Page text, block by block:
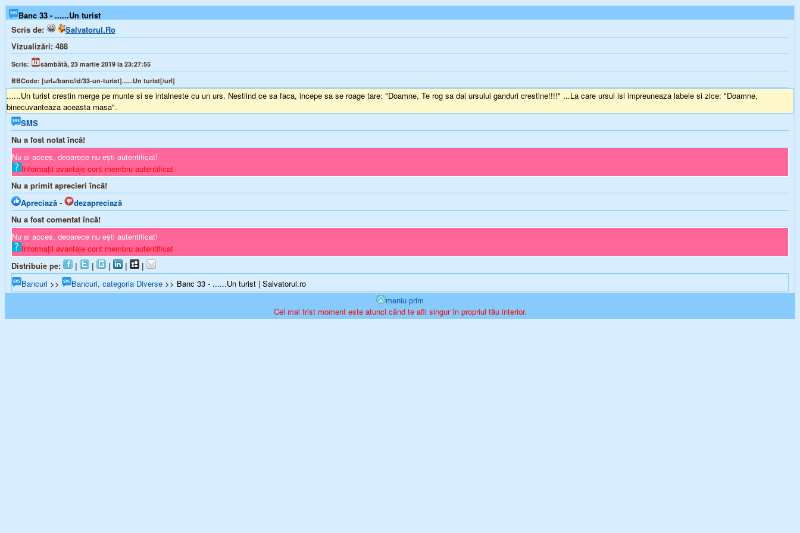
Banc 33 - ......Un turist
Scris de:
Salvatorul.Ro
Vizualizări: 488
Scris:
sâmbătă, 23 martie 2019 la 23:27:55
BBCode: [url=/banc/id/33-un-turist]......Un turist[/url]
......Un turist crestin merge pe munte si se intalneste cu un urs. Nestiind ce sa faca, incepe sa se roage tare: "Doamne, Te rog sa dai ursului ganduri crestine!!!!" ...La care ursul isi impreuneaza labele si zice: "Doamne,
binecuvanteaza aceasta masa".
SMS
Nu a fost notat încă!
Nu ai acces, deoarece nu ești autentificat!
Informații avantaje cont membru autentificat
Nu a primit aprecieri încă!
Apreciază -
dezapreciază
Nu a fost comentat încă!
Nu ai acces, deoarece nu ești autentificat!
Informații avantaje cont membru autentificat
Distribuie pe:
| | | |
|
Bancuri >> Bancuri, categoria Diverse >> Banc 33 - ......Un turist | Salvatorul.ro
meniu prim
Cel mai trist moment este atunci când te afli singur în propriul tău interior.